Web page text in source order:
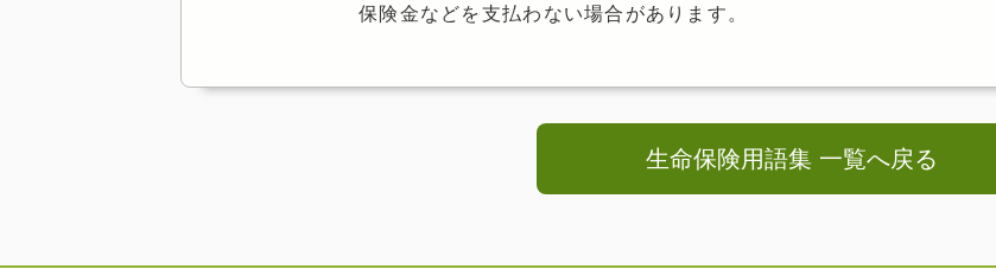
保険金などを支払わない場合があります。
生命保険用語集 一覧へ戻る